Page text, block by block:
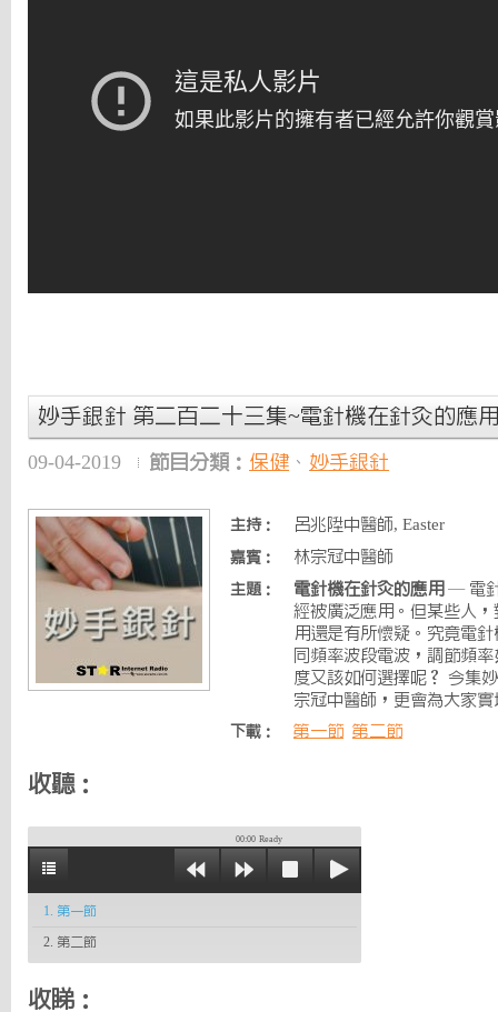
妙手銀針 第二百二十三集~電針機在針灸的應
09-04-2019 節目分類： 保健 、 妙手銀針
主持： 呂兆陞中醫師, Easter
嘉賓： 林宗冠中醫師
主題： 電針機在針灸的應用 — 電
經被廣泛應用。但某些人
用還是有所懷疑。究竟電
同頻率波段電波，調節頻
度又該如何選擇呢？ 今集
宗冠中醫師，更會為大家
下載： 第一節 第二節
收聽：
00:00 Ready
1. 第一節
2. 第二節
收睇：